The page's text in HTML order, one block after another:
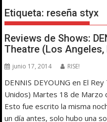
Etiqueta: reseña styx
Reviews de Shows:
Theatre (Los
junio 17, 2014 RISE!
DENNIS DEYOUNG en El
Unidos) Martes 18 de Marzo
Esto fue escrito la misma
un día antes, solo hubo una